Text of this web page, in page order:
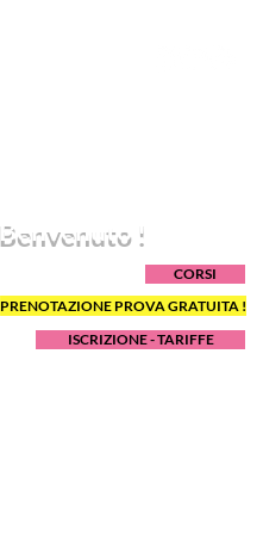
Benvenuto !
CORSI
PRENOTAZIONE PROVA GRATUITA !
ISCRIZIONE - TARIFFE